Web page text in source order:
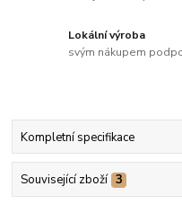
Lokální výroba
svým nákupem
Kompletní specifikace
Související zboží 3